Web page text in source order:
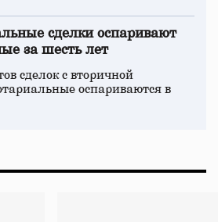
сделки оспаривают
за шесть лет
сделок с вторичной
оспариваются в